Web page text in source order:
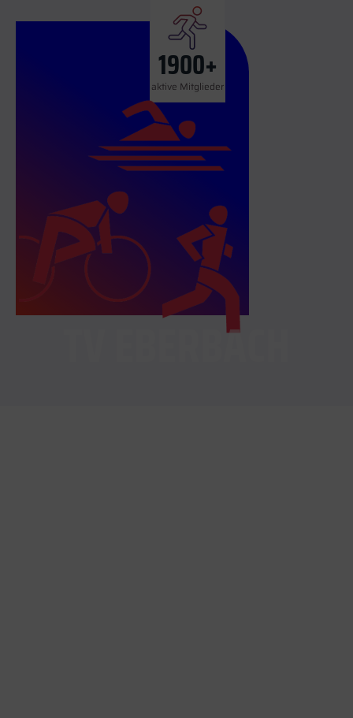
aktive Mitglieder
1900+
TV EBERBACH